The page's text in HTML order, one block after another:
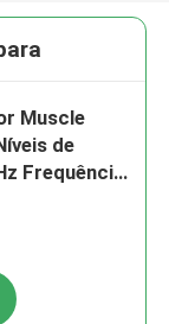
Muscle
de
Frequência
Ecrã